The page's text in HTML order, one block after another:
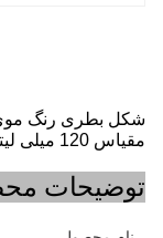
شکل بطری رنگ موی
مقیاس 120 میلی لیتر بطری خالی
توضیحات